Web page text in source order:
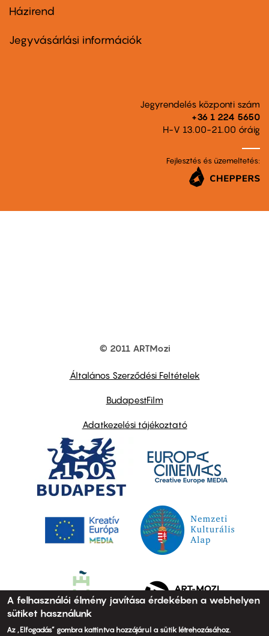
Footer
second
Házirend
Jegyvásárlási információk
Jegyrendelés központi szám
+36 1 224 5650
H-V 13.00-21.00 óráig
Fejlesztés és üzemeltetés:
© 2011 ARTMozi
Általános Szerződési Feltételek
BudapestFilm
Adatkezelési tájékoztató
A felhasználói élmény javítása érdekében a webhelyen
sütiket használunk
Az „Elfogadás” gombra kattintva hozzájárul a sütik létrehozásához.